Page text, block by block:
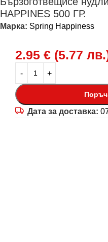
HAPPINES 500 ГР.
Марка: Spring Happiness
2.95 € (5.77 лв.
Дата за доставка: